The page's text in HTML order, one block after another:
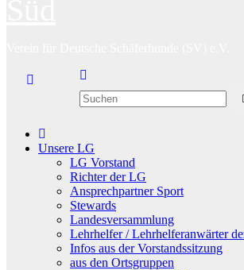
Unsere LG
LG Vorstand
Richter der LG
Ansprechpartner Sport
Stewards
Landesversammlung
Lehrhelfer / Lehrhelferanwärter
Infos aus der Vorstandssitzung
aus den Ortsgruppen